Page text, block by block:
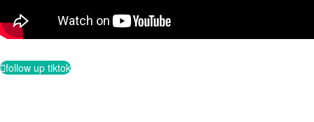
follow up tiktok